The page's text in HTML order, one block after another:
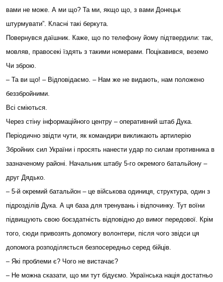
вами не може. А ми що? Та ми, якщо що, з вами Донецьк
штурмувати”. Класні такі беркута.
Повернувся даїшник. Каже, що по телефону йому підтвердили: так,
мовляв, правосекі їздять з такими номерами. Поцікавився, веземо
Чи зброю.
– Та ви що! – Відповідаємо. – Нам же не видають, нам положено
беззбройними.
Всі сміються.
Через стіну інформаційного центру – оперативний штаб Дука.
Періодично звідти чути, як командири викликають артилерію
Збройних сил України і просять нанести удар по силам противника в
зазначеному районі. Начальник штабу 5-го окремого батальйону –
друг Дядько.
– 5-й окремий батальйон – це військова одиниця, структура, один з
підрозділів Дука. А ця база для тренувань і відпочинку. Тут воїни
підвищують свою боєздатність відповідно до вимог передової. Крім
того, сюди привозять допомогу волонтери, після чого звідси ця
допомога розподіляється безпосередньо серед бійців.
– Які проблеми є? Чого не вистачає?
– Не можна сказати, що ми тут бідуємо. Українська нація достатньо